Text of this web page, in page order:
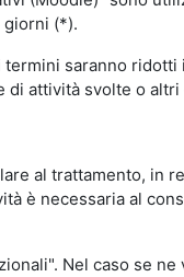
giorni (*).
saranno
attività svolte o
al trattamento,
è necessaria al
Nel caso se